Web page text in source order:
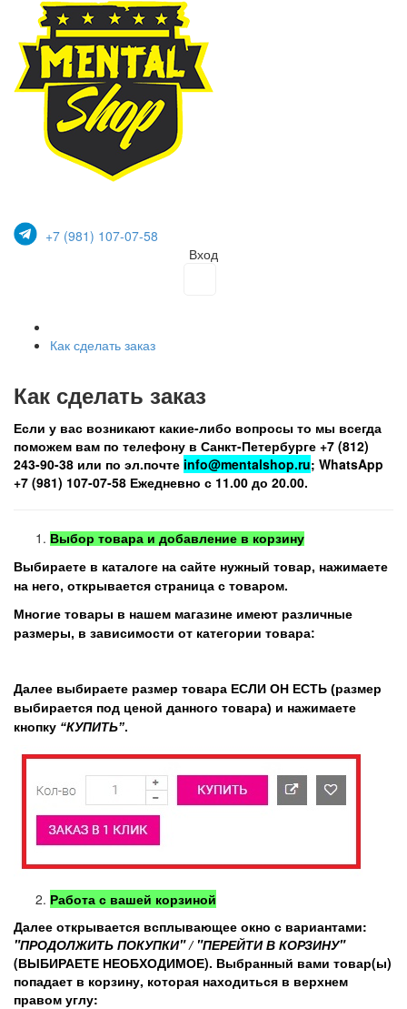
+7 (981) 107-07-58
Вход
Как сделать заказ
Как сделать заказ
Если у вас возникают какие-либо вопросы то мы всегда
поможем вам по телефону в Санкт-Петербурге +7 (812)
243-90-38 или по эл.почте info@mentalshop.ru; WhatsApp
+7 (981) 107-07-58 Ежедневно с 11.00 до 20.00.
Выбор товара и добавление в корзину
Выбираете в каталоге на сайте нужный товар, нажимаете
на него, открывается страница с товаром.
Многие товары в нашем магазине имеют различные
размеры, в зависимости от категории товара:
Далее выбираете размер товара ЕСЛИ ОН ЕСТЬ (размер
выбирается под ценой данного товара) и нажимаете
кнопку “КУПИТЬ”.
Работа с вашей корзиной
Далее открывается всплывающее окно с вариантами:
"ПРОДОЛЖИТЬ ПОКУПКИ" / "ПЕРЕЙТИ В КОРЗИНУ"
(ВЫБИРАЕТЕ НЕОБХОДИМОЕ). Выбранный вами товар(ы)
попадает в корзину, которая находиться в верхнем
правом углу: